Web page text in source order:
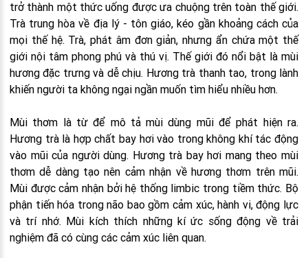
trở thành một thức uống được ưa chuộng trên toàn thế giới.
Trà trung hòa về địa lý - tôn giáo, kéo gần khoảng cách của
mọi thế hệ. Trà, phát âm đơn giản, nhưng ẩn chứa một thế
giới nội tâm phong phú và thú vị. Thế giới đó nổi bật là mùi
hương đặc trưng và dễ chịu. Hương trà thanh tao, trong lành
khiến người ta không ngại ngần muốn tìm hiểu nhiều hơn.
Mùi thơm là từ để mô tả mùi dùng mũi để phát hiện ra.
Hương trà là hợp chất bay hơi vào trong không khí tác động
vào mũi của người dùng. Hương trà bay hơi mang theo mùi
thơm dễ dàng tạo nên cảm nhận về hương thơm trên mũi.
Mùi được cảm nhận bởi hệ thống limbic trong tiềm thức. Bộ
phận tiến hóa trong não bao gồm cảm xúc, hành vi, động lực
và trí nhớ. Mùi kích thích những kí ức sống động về trải
nghiệm đã có cùng các cảm xúc liên quan.